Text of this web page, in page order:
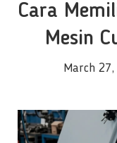
Cara
Mesin
March